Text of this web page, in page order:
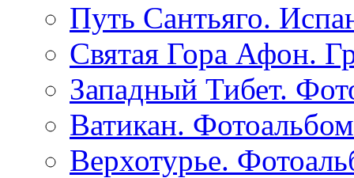
Путь Сантьяго.
Святая Гора Афон.
Западный Тибет.
Ватикан.
Верхотурье.